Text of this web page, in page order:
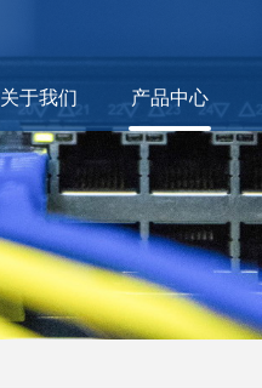
关于我们 产品中心